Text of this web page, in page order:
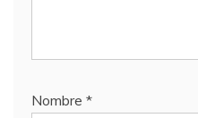
Nombre *